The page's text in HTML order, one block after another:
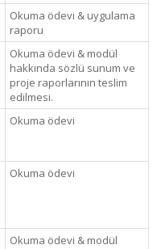
Okuma ödevi & uygulama
raporu
Okuma ödevi & modül
hakkında sözlü sunum ve
proje raporlarının teslim
edilmesi.
Okuma ödevi
Okuma ödevi
Okuma ödevi & modül